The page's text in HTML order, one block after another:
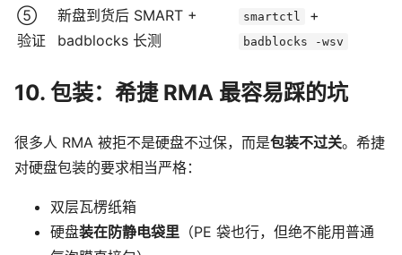
⑤
验证
新盘到货后 SMART +
badblocks 长测
smartctl +
badblocks -wsv
10. 包装：希捷 RMA 最容易踩的坑
很多人 RMA 被拒不是硬盘不过保，而是包装不过关。希捷
对硬盘包装的要求相当严格：
双层瓦楞纸箱
硬盘装在防静电袋里 （PE 袋也行，但绝不能用普通